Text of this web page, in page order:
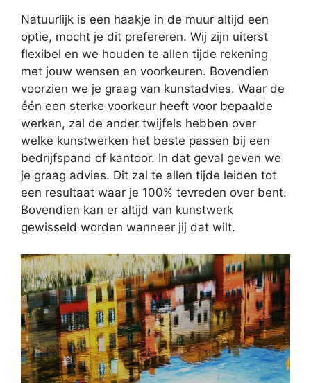
Natuurlijk is een haakje in de muur altijd een
optie, mocht je dit prefereren. Wij zijn uiterst
flexibel en we houden te allen tijde rekening
met jouw wensen en voorkeuren. Bovendien
voorzien we je graag van kunstadvies. Waar de
één een sterke voorkeur heeft voor bepaalde
werken, zal de ander twijfels hebben over
welke kunstwerken het beste passen bij een
bedrijfspand of kantoor. In dat geval geven we
je graag advies. Dit zal te allen tijde leiden tot
een resultaat waar je 100% tevreden over bent.
Bovendien kan er altijd van kunstwerk
gewisseld worden wanneer jij dat wilt.